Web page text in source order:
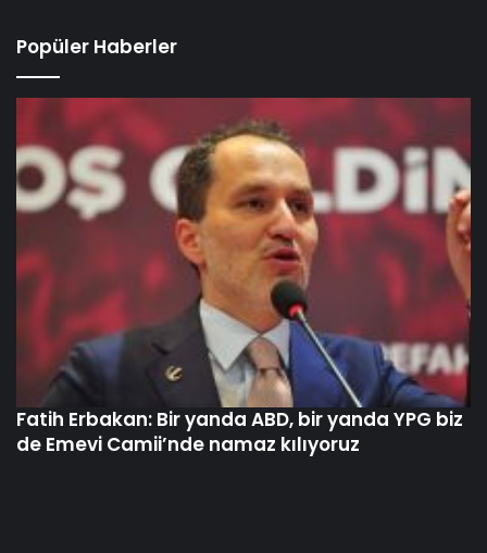
Fatih Erbakan: Bir yanda ABD, bir yanda YPG biz
de Emevi Camii’nde namaz kılıyoruz